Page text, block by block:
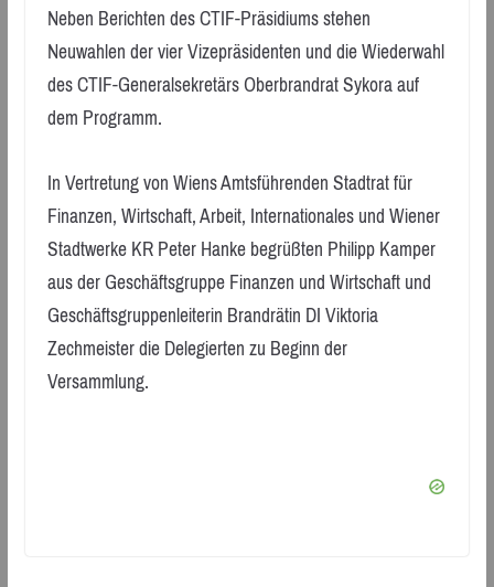
Neben Berichten des CTIF-Präsidiums stehen
Neuwahlen der vier Vizepräsidenten und die Wiederwahl
des CTIF-Generalsekretärs Oberbrandrat Sykora auf
dem Programm.
In Vertretung von Wiens Amtsführenden Stadtrat für
Finanzen, Wirtschaft, Arbeit, Internationales und Wiener
Stadtwerke KR Peter Hanke begrüßten Philipp Kamper
aus der Geschäftsgruppe Finanzen und Wirtschaft und
Geschäftsgruppenleiterin Brandrätin DI Viktoria
Zechmeister die Delegierten zu Beginn der
Versammlung.